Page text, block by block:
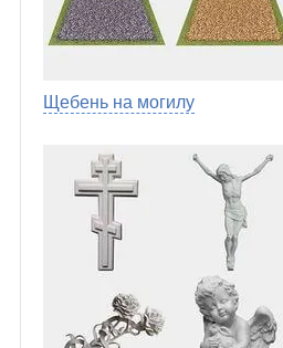
Щебень на могилу